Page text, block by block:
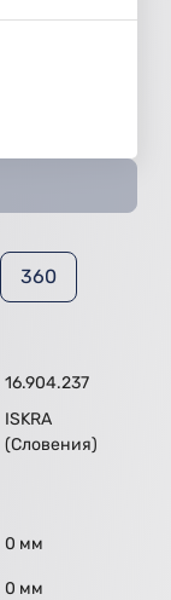
360
16.904.237
ISKRA
(Словения)
0 мм
0 мм